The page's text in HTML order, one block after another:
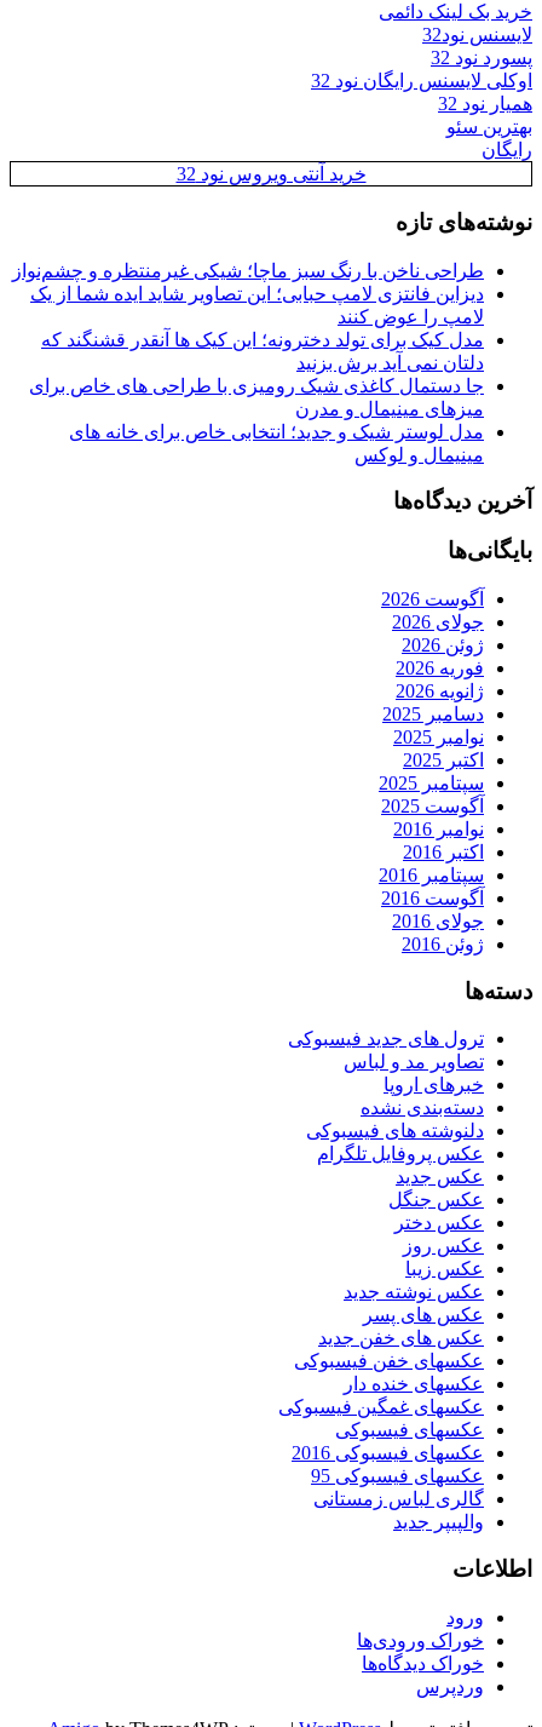
خرید بک لینک دائمی
لایسنس نود32
پسورد نود 32
اوکلی لایسنس رایگان نود 32
همیار نود 32
بهترین سئو
رایگان
خرید آنتی ویروس نود 32
نوشته‌های تازه
طراحی ناخن با رنگ سبز ماچا؛ شیکی غیرمنتظره و چشم‌نواز
دیزاین فانتزی لامپ حبابی؛ این تصاویر شاید ایده شما از یک
لامپ را عوض کنند
مدل کیک برای تولد دخترونه؛ این کیک ها آنقدر قشنگند که
دلتان نمی آید برش بزنید
جا دستمال کاغذی شیک رومیزی با طراحی های خاص برای
میزهای مینیمال و مدرن
مدل لوستر شیک و جدید؛ انتخابی خاص برای خانه های
مینیمال و لوکس
آخرین دیدگاه‌ها
بایگانی‌ها
آگوست 2026
جولای 2026
ژوئن 2026
فوریه 2026
ژانویه 2026
دسامبر 2025
نوامبر 2025
اکتبر 2025
سپتامبر 2025
آگوست 2025
نوامبر 2016
اکتبر 2016
سپتامبر 2016
آگوست 2016
جولای 2016
ژوئن 2016
دسته‌ها
ترول های جدید فیسبوکی
تصاویر مد و لباس
خبرهای اروپا
دسته‌بندی نشده
دلنوشته های فیسبوکی
عکس پروفایل تلگرام
عکس جدید
عکس جنگل
عکس دختر
عکس روز
عکس زیبا
عکس نوشته جدید
عکس های پسر
عکس های خفن جدید
عکسهای خفن فیسبوکی
عکسهای خنده دار
عکسهای غمگین فیسبوکی
عکسهای فیسبوکی
عکسهای فیسبوکی 2016
عکسهای فیسبوکی 95
گالری لباس زمستانی
والپیپر جدید
اطلاعات
ورود
خوراک ورودی‌ها
خوراک دیدگاه‌ها
وردپرس